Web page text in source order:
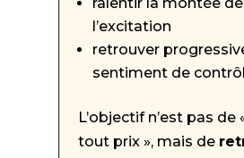
l’excitation
retrouver
sentiment de
L’objectif n’est pas de
tout prix », mais de